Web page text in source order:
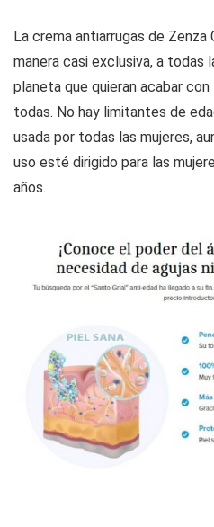
La crema antiarrugas de
manera casi exclusiva, a todas
planeta que quieran acabar
todas. No hay limitantes de
usada por todas las mujeres,
uso esté dirigido para las
años.